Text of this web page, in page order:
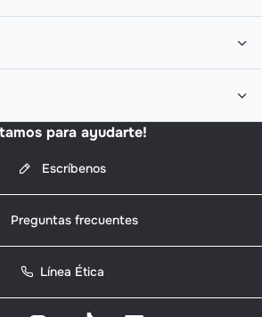
para ayudarte!
Escríbenos
Preguntas frecuentes
Línea Ética